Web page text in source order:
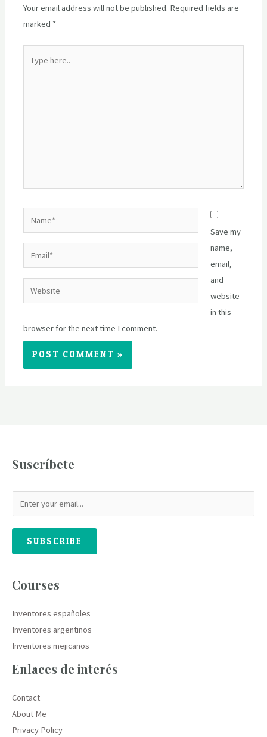
Your email address will not be published. Required fields are
marked *
here..
Website
Save my
name,
email,
and
website
in this
browser for the next time I comment.
Suscríbete
SUBSCRIBE
Courses
Inventores españoles
Inventores argentinos
Inventores mejicanos
Enlaces de interés
Contact
About Me
Privacy Policy